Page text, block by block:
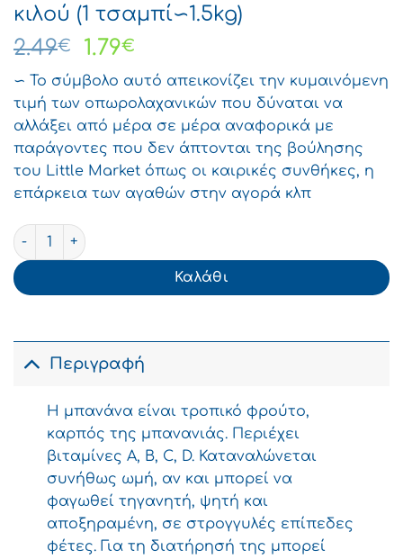
κιλού (1 τσαμπί∽1.5kg)
2.49€
Original
price
was:
2.49€.
1.79€
τρέχουσα
τιμή
είναι:
1.79€.
∽ Το σύμβολο αυτό απεικονίζει την κυμαινόμενη
τιμή των οπωρολαχανικών που δύναται να
αλλάξει από μέρα σε μέρα αναφορικά με
παράγοντες που δεν άπτονται της βούλησης
του Little Market όπως οι καιρικές συνθήκες, η
επάρκεια των αγαθών στην αγορά κλπ
Μπανάνες Εισαγωγής χύμα τιμή κιλού (1 τσαμπί∽1.5kg)
Καλάθι
Περιγραφή
Η μπανάνα είναι τροπικό φρούτο,
καρπός της μπανανιάς. Περιέχει
βιταμίνες A, B, C, D. Καταναλώνεται
συνήθως ωμή, αν και μπορεί να
φαγωθεί τηγανητή, ψητή και
αποξηραμένη, σε στρογγυλές επίπεδες
φέτες. Για τη διατήρησή της μπορεί